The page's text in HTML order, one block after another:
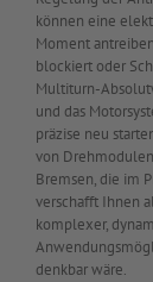
können eine
Moment
blockiert oder
Multiturn-
und das
präzise neu
von
Bremsen, die im
verschafft Ihnen
komplexer,
denkbar wäre.